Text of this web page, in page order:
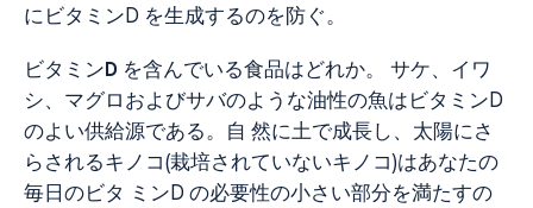
にビタミンD を生成するのを防ぐ。
ビタミンD を含んでいる食品はどれか。 サケ、イワ
シ、マグロおよびサバのような油性の魚はビタミンD
のよい供給源である。自 然に土で成長し、太陽にさ
らされるキノコ(栽培されていないキノコ)はあなたの
毎日のビタ ミンD の必要性の小さい部分を満たすの